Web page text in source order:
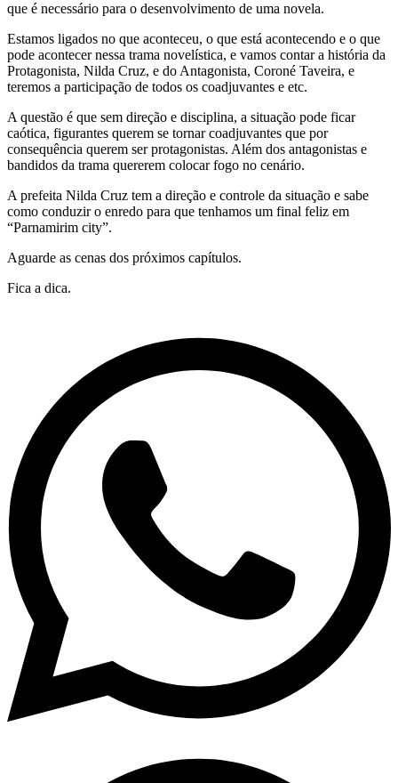
que é necessário para o desenvolvimento de uma novela.
Estamos ligados no que aconteceu, o que está acontecendo e o que
pode acontecer nessa trama novelística, e vamos contar a história da
Protagonista, Nilda Cruz, e do Antagonista, Coroné Taveira, e
teremos a participação de todos os coadjuvantes e etc.
A questão é que sem direção e disciplina, a situação pode ficar
caótica, figurantes querem se tornar coadjuvantes que por
consequência querem ser protagonistas. Além dos antagonistas e
bandidos da trama quererem colocar fogo no cenário.
A prefeita Nilda Cruz tem a direção e controle da situação e sabe
como conduzir o enredo para que tenhamos um final feliz em
“Parnamirim city”.
Aguarde as cenas dos próximos capítulos.
Fica a dica.